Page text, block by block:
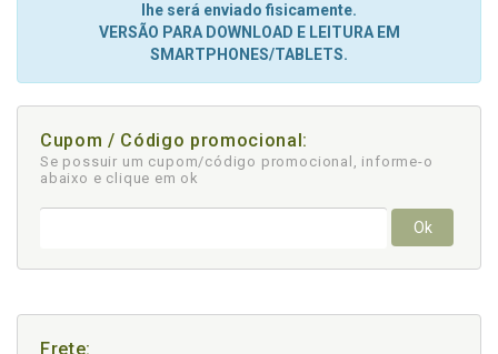
lhe será enviado fisicamente.
VERSÃO PARA DOWNLOAD E LEITURA EM
SMARTPHONES/TABLETS.
Cupom / Código promocional:
Se possuir um cupom/código promocional, informe-o
abaixo e clique em ok
Ok
Frete: